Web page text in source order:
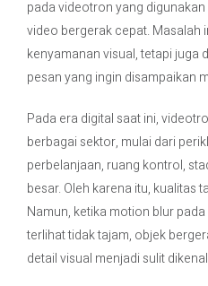
pada videotron yang
video bergerak cepat. Masalah
kenyamanan visual, tetapi juga
pesan yang ingin disampaikan
Pada era digital saat ini,
berbagai sektor, mulai dari
perbelanjaan, ruang kontrol,
besar. Oleh karena itu, kualitas
Namun, ketika motion blur
terlihat tidak tajam, objek
detail visual menjadi sulit